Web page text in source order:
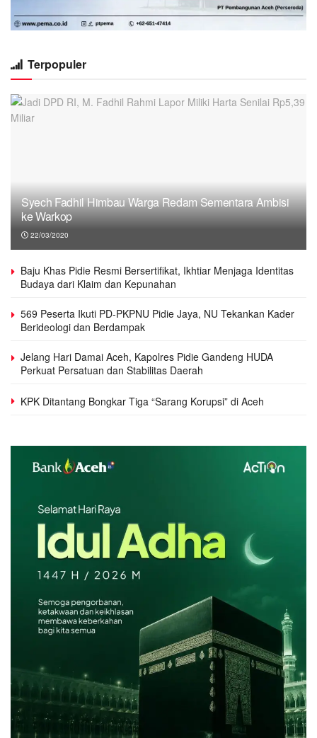
Terpopuler
Syech Fadhil Himbau Warga Redam Sementara Ambisi
ke Warkop
22/03/2020
Baju Khas Pidie Resmi Bersertifikat, Ikhtiar Menjaga Identitas
Budaya dari Klaim dan Kepunahan
569 Peserta Ikuti PD-PKPNU Pidie Jaya, NU Tekankan Kader
Berideologi dan Berdampak
Jelang Hari Damai Aceh, Kapolres Pidie Gandeng HUDA
Perkuat Persatuan dan Stabilitas Daerah
KPK Ditantang Bongkar Tiga “Sarang Korupsi” di Aceh